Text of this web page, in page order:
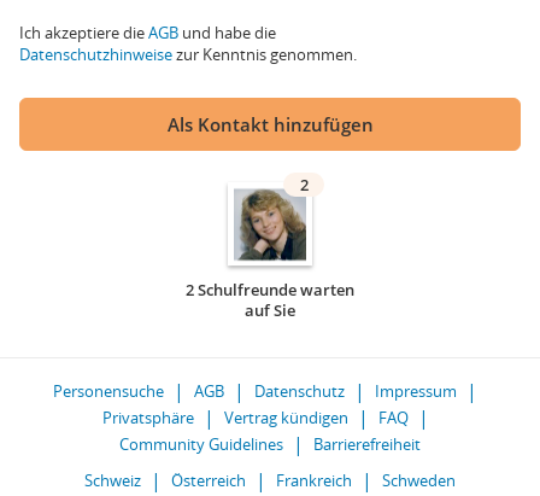
Ich akzeptiere dieAGB und habe die
Datenschutzhinweisezur Kenntnis genommen.
Als Kontakt hinzufügen
2
2 Schulfreunde warten
auf Sie
Personensuche AGB Datenschutz
Impressum
Privatsphäre
Vertrag kündigen
FAQ
Community Guidelines
Barrierefreiheit
Schweiz
Österreich Frankreich Schweden